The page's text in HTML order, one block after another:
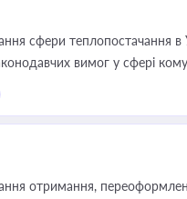
сфери теплопостачання
вимог у сфері
отримання,